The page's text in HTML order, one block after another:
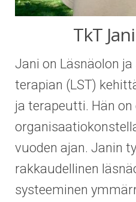
TkT
Jani on Läsnäolon
terapian (LST)
ja terapeutti. Hän
vuoden ajan. Janin
rakkaudellinen
systeeminen